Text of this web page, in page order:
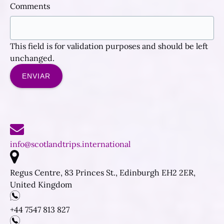
Comments
This field is for validation purposes and should be left
unchanged.
info@scotlandtrips.international
Regus Centre, 83 Princes St., Edinburgh EH2 2ER,
United Kingdom
+44 7547 813 827